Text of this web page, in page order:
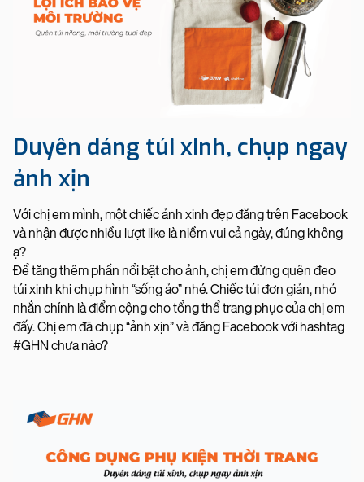
Duyên dáng túi xinh, chụp ngay
ảnh xịn
Với chị em mình, một chiếc ảnh xinh đẹp đăng trên Facebook
và nhận được nhiều lượt like là niềm vui cả ngày, đúng không
ạ?
Để tăng thêm phần nổi bật cho ảnh, chị em đừng quên đeo
túi xinh khi chụp hình “sống ảo” nhé. Chiếc túi đơn giản, nhỏ
nhắn chính là điểm cộng cho tổng thể trang phục của chị em
đấy. Chị em đã chụp “ảnh xịn” và đăng Facebook với hashtag
#GHN chưa nào?